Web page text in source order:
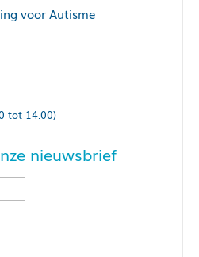
voor Autisme
tot 14.00)
nieuwsbrief